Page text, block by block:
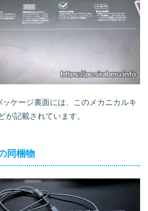
ッケージ裏面には、このメカニカルキ
が記載されています。
同梱物